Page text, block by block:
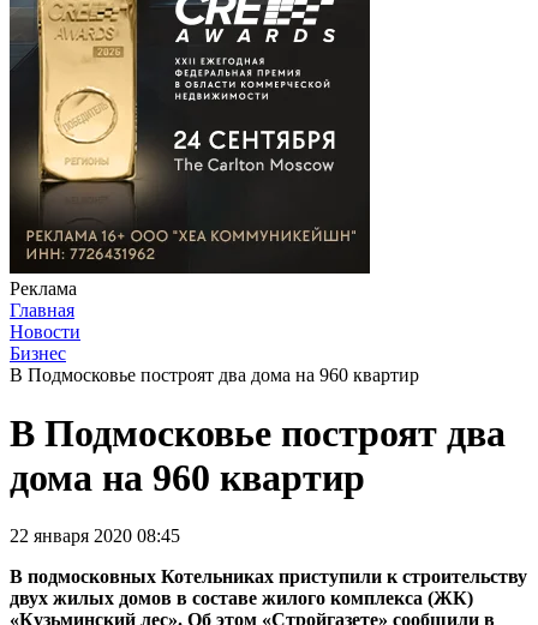
Реклама
Главная
Новости
Бизнес
В Подмосковье построят два дома на 960 квартир
В Подмосковье построят два
дома на 960 квартир
22 января 2020 08:45
В подмосковных Котельниках приступили к строительству
двух жилых домов в составе жилого комплекса (ЖК)
«Кузьминский лес». Об этом «Стройгазете» сообщили в